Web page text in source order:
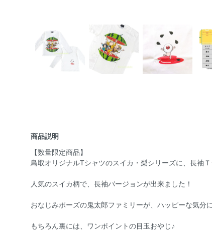
商品説明
【数量限定商品】
鳥取オリジナルTシャツのスイカ・梨シリーズに、長袖Ｔ
人気のスイカ柄で、長袖バージョンが出来ました！
おなじみポーズの鬼太郎ファミリーが、ハッピーな気分
もちろん裏には、ワンポイントの目玉おやじ♪